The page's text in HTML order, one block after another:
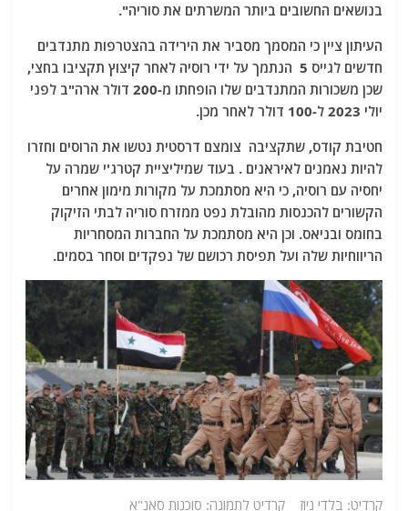
בנושאים החשובים ביותר המשרתים את סוריה".
העיתון ציין כי המסמך מסביר את הירידה בהצטרפות מתנדבים
חדשים לגייס 5 הנתמך על ידי רוסיה לאחר קיצוץ תקציבו בחצי,
שכן משכורות המתנדבים שלו הופחתו מ-200 דולר ארה"ב לפני
יולי 2023 ל-100 דולר לאחר מכן.
חטיבת קודס, שתקציבה צומצם דרסטית נטשו את הרוסים וחזרו
להיות נאמנים לאיראנים . בעוד שמיליציית קטרג'י שמרה על
יחסיה עם רוסיה, כי היא מסתמכת על מקורות מימון אחרים
הקשורים להכנסות מהובלת נפט ממזרח סוריה לבתי הזיקוק
בחומס ובניאס. וכן היא מסתמכת על החברות המסחריות
הריווחיות שלה ועל תפיסת רכושם של נפקדים וסחר בסמים.
קרדיט: בלדי ניוז קרדיט לתמונה: סוכנות סאנ"א